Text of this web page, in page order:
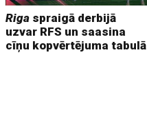
Riga spraigā derbijā
uzvar RFS un saasina
cīņu kopvērtējuma tabulā